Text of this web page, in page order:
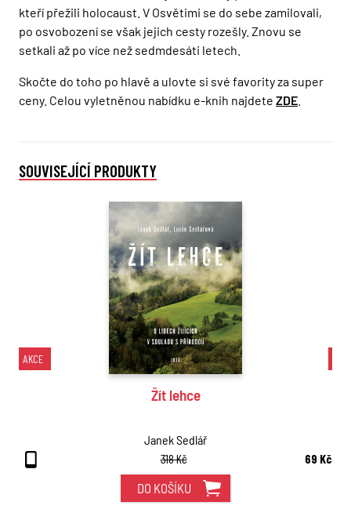
kteří přežili holocaust. V Osvětimi se do sebe zamilovali,
po osvobození se však jejich cesty rozešly. Znovu se
setkali až po více než sedmdesáti letech.
Skočte do toho po hlavě a ulovte si své favority za super
ceny. Celou vyletněnou nabídku e-knih najdete ZDE
SOUVISEJÍCÍ PRODUKTY
AKCE
Žít lehce
Janek Sedlář
318 Kč
69 Kč
DO KOŠÍKU